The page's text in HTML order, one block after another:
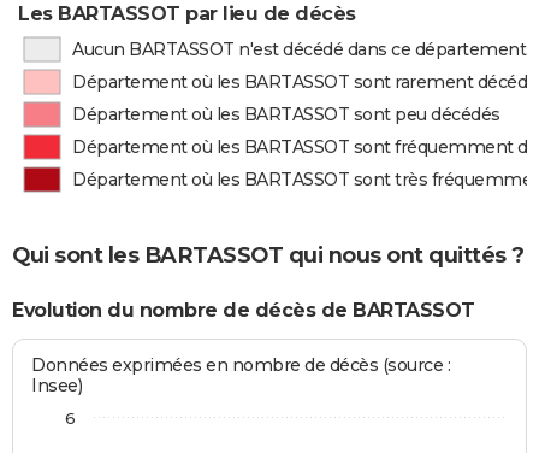
Les BARTASSOT par lieu de décès
Aucun BARTASSOT n'est décédé dans ce département
Département où les BARTASSOT sont rarement
Département où les BARTASSOT sont peu décédés
Département où les BARTASSOT sont fréquemment
Département où les BARTASSOT sont très
Qui sont les BARTASSOT qui nous ont quittés ?
Evolution du nombre de décès de BARTASSOT
Données exprimées en nombre de décès (source :
Insee)
6